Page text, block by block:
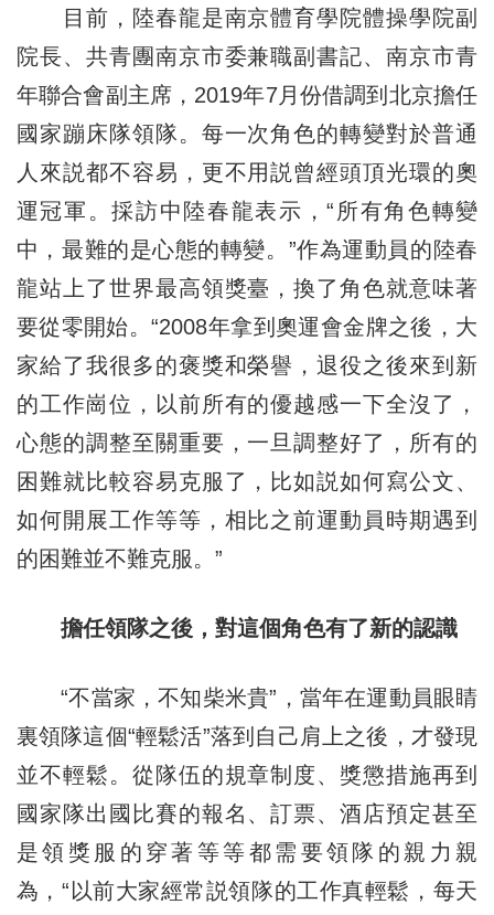
目前，陸春龍是南京體育學院體操學院副
院長、共青團南京市委兼職副書記、南京市青
年聯合會副主席，2019年7月份借調到北京擔任
國家蹦床隊領隊。每一次角色的轉變對於普通
人來説都不容易，更不用説曾經頭頂光環的奧
運冠軍。採訪中陸春龍表示，“所有角色轉變
中，最難的是心態的轉變。”作為運動員的陸春
龍站上了世界最高領獎臺，換了角色就意味著
要從零開始。“2008年拿到奧運會金牌之後，大
家給了我很多的褒獎和榮譽，退役之後來到新
的工作崗位，以前所有的優越感一下全沒了，
心態的調整至關重要，一旦調整好了，所有的
困難就比較容易克服了，比如説如何寫公文、
如何開展工作等等，相比之前運動員時期遇到
的困難並不難克服。”
擔任領隊之後，對這個角色有了新的認識
“不當家，不知柴米貴”，當年在運動員眼睛
裏領隊這個“輕鬆活”落到自己肩上之後，才發現
並不輕鬆。從隊伍的規章制度、獎懲措施再到
國家隊出國比賽的報名、訂票、酒店預定甚至
是領獎服的穿著等等都需要領隊的親力親
為，“以前大家經常説領隊的工作真輕鬆，每天